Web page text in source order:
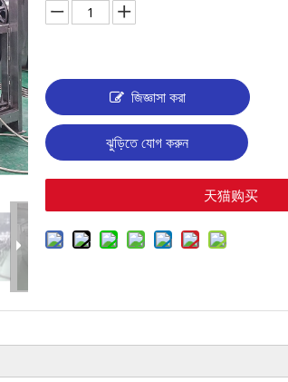
জিজ্ঞাসা করা
ঝুড়িতে যোগ করুন
天猫购买